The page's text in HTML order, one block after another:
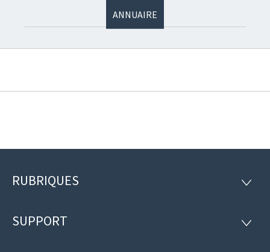
ANNUAIRE
Pied
page
RUBRIQUES
SUPPORT